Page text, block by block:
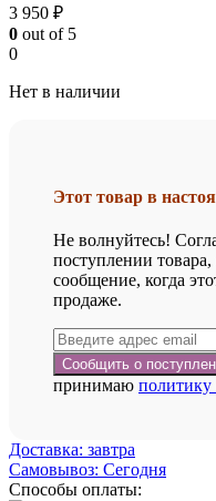
3 950 ₽
0 out of 5
0
Нет в наличии
Этот товар в
Не волнуйтесь!
поступлении
сообщение, когда
продаже.
принимаю политику
Доставка: завтра
Самовывоз: Сегодня
Способы оплаты: